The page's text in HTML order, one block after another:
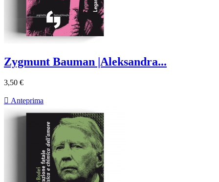
Zygmunt Bauman |Aleksandra...
3,50 €
 Anteprima